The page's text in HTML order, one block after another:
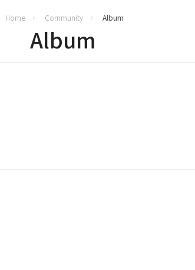
Home Community Album
Album